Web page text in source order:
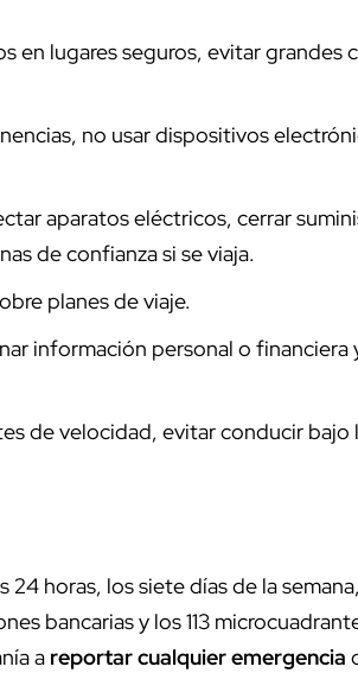
en lugares seguros, evitar
no usar dispositivos
aparatos eléctricos, cerrar
de confianza si se viaja.
planes de viaje.
información personal o
de velocidad, evitar conducir
24 horas, los siete días de la
bancarias y los 113
a reportar cualquier emergencia